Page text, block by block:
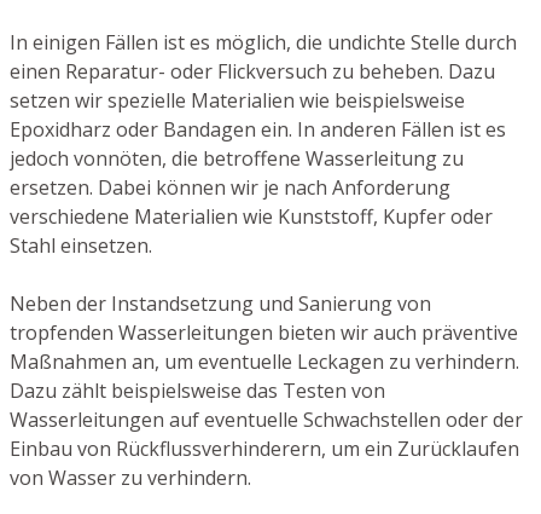
In einigen Fällen ist es möglich, die undichte Stelle durch
einen Reparatur- oder Flickversuch zu beheben. Dazu
setzen wir spezielle Materialien wie beispielsweise
Epoxidharz oder Bandagen ein. In anderen Fällen ist es
jedoch vonnöten, die betroffene Wasserleitung zu
ersetzen. Dabei können wir je nach Anforderung
verschiedene Materialien wie Kunststoff, Kupfer oder
Stahl einsetzen.
Neben der Instandsetzung und Sanierung von
tropfenden Wasserleitungen bieten wir auch präventive
Maßnahmen an, um eventuelle Leckagen zu verhindern.
Dazu zählt beispielsweise das Testen von
Wasserleitungen auf eventuelle Schwachstellen oder der
Einbau von Rückflussverhinderern, um ein Zurücklaufen
von Wasser zu verhindern.